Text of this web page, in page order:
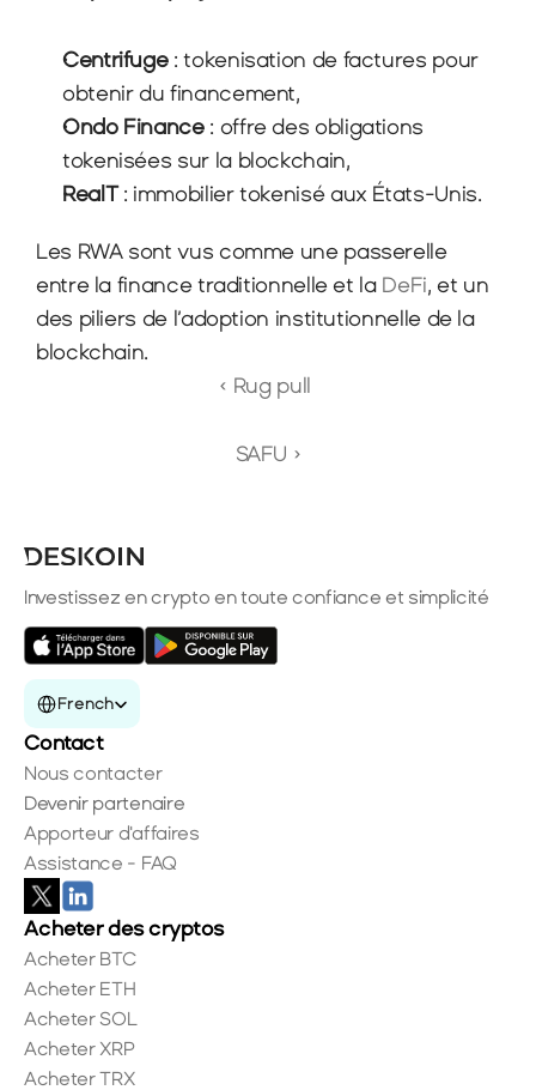
Centrifuge : tokenisation de factures pour
obtenir du financement,
Ondo Finance : offre des obligations
tokenisées sur la blockchain,
RealT : immobilier tokenisé aux États-Unis.
Les RWA sont vus comme une passerelle
entre la finance traditionnelle et la DeFi, et un
des piliers de l’adoption institutionnelle de la
blockchain.
‹ Rug pull
SAFU ›
Investissez en crypto en toute confiance et simplicité
Select Language
French
Contact
Nous contacter
Devenir partenaire
Apporteur d'affaires
Assistance - FAQ
Acheter des cryptos
Acheter BTC
Acheter ETH
Acheter SOL
Acheter XRP
Acheter TRX